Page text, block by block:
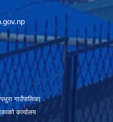
गाउँपालिका
कार्यालय